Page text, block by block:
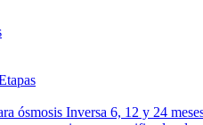
ósmosis Inversa 6, 12 y 24